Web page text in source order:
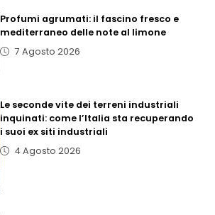
Profumi agrumati: il fascino fresco e
mediterraneo delle note al limone
7 Agosto 2026
Le seconde vite dei terreni industriali
inquinati: come l’Italia sta recuperando
i suoi ex siti industriali
4 Agosto 2026